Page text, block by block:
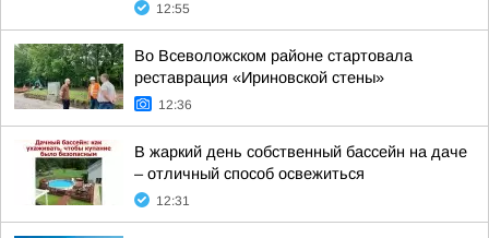
12:55
Во Всеволожском районе стартовала
реставрация «Ириновской стены»
12:36
В жаркий день собственный бассейн на даче
– отличный способ освежиться
12:31